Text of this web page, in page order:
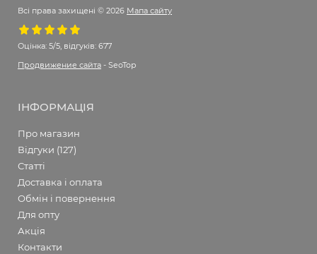
Всі права захищені © 2026 Мапа сайту
Оцінка: 5/5, відгуків: 677
Продвижение сайта - SeoTop
ІНФОРМАЦІЯ
Про магазин
Відгуки (127)
Статті
Доставка і оплата
Обмін і повернення
Для опту
Акція
Контакти